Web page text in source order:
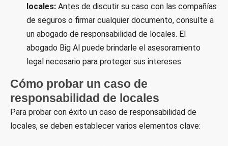
locales: Antes de discutir su caso con las compañías
de seguros o firmar cualquier documento, consulte a
un abogado de responsabilidad de locales. El
abogado Big Al puede brindarle el asesoramiento
legal necesario para proteger sus intereses.
Cómo probar un caso de
responsabilidad de locales
Para probar con éxito un caso de responsabilidad de
locales, se deben establecer varios elementos clave: